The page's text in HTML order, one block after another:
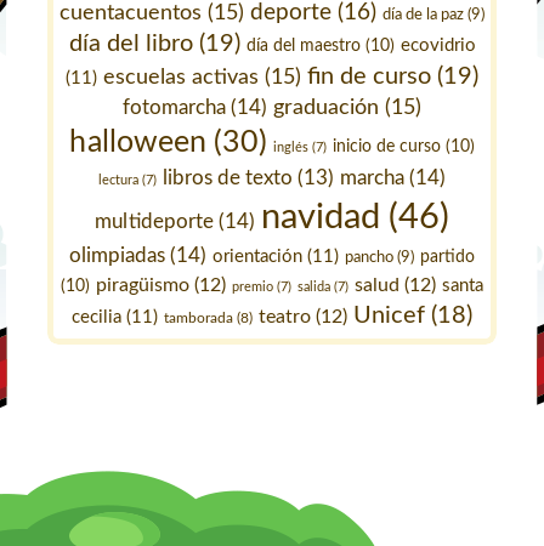
cuentacuentos (15) deporte (16) día de la paz (9)
día del libro(19) día del maestro(10) ecovidrio
(11) escuelas activas (15) fin de curso (19)
fotomarcha (14) graduación (15)
halloween (30) inglés(7) inicio de curso(10)
lectura (7) libros de texto (13) marcha (14)
multideporte(14) navidad (46)
olimpiadas (14) orientación (11) pancho (9) partido
(10) piragüismo (12) premio (7) salida (7) salud (12) santa
cecilia (11) tamborada (8) teatro (12) Unicef (18)